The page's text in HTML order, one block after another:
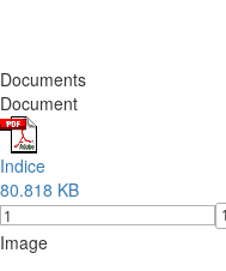
Documents
Document
Indice
80.818 KB
Image